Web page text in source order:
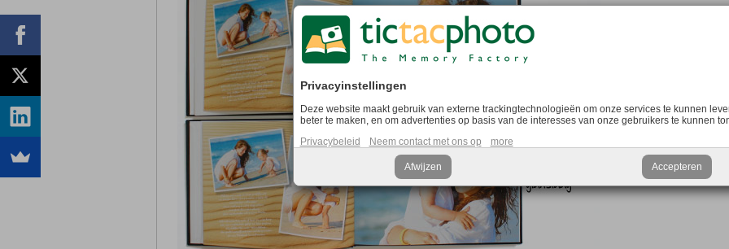
Privacyinstellingen
Deze website maakt gebruik van externe trackingtechnologieën om onze services te kunnen
beter te maken, en om advertenties op basis van de interesses van onze gebruikers te kunnen
Privacybeleid
Neem contact met ons op more
Afwijzen Accepteren